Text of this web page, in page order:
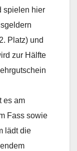
spielen hier
Platz) und
zur Hälfte
es am
Fass sowie
lädt die